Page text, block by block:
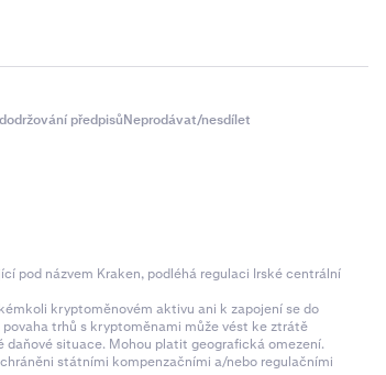
předpisůNeprodávat/nesdílet
pod názvem Kraken, podléhá regulaci Irské centrální
kryptoměnovém aktivu ani k zapojení se do
trhů s kryptoměnami může vést ke ztrátě
situace. Mohou platit geografická omezení.
státními kompenzačními a/nebo regulačními